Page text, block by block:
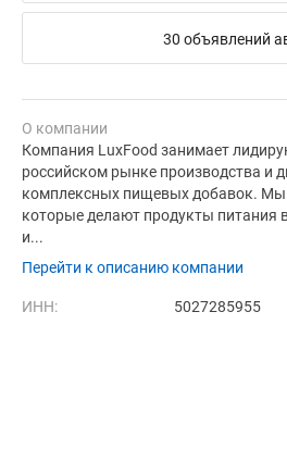
30 объявлений
О компании
Компания LuxFood занимает
российском рынке производства и
комплексных пищевых добавок. Мы
которые делают продукты питания
и...
Перейти к описанию компании
ИНН: 5027285955